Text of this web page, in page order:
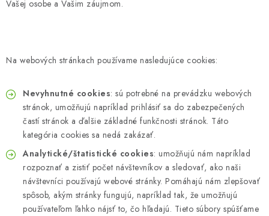
Vašej osobe a Vašim záujmom.
Na webových stránkach používame nasledujúce cookies:
Nevyhnutné cookies: sú potrebné na prevádzku webových
stránok, umožňujú napríklad prihlásiť sa do zabezpečených
častí stránok a ďalšie základné funkčnosti stránok. Táto
kategória cookies sa nedá zakázať.
Analytické/štatistické cookies: umožňujú nám napríklad
rozpoznať a zistiť počet návštevníkov a sledovať, ako naši
návštevníci používajú webové stránky. Pomáhajú nám zlepšovať
spôsob, akým stránky fungujú, napríklad tak, že umožňujú
používateľom ľahko nájsť to, čo hľadajú. Tieto súbory spúšťame